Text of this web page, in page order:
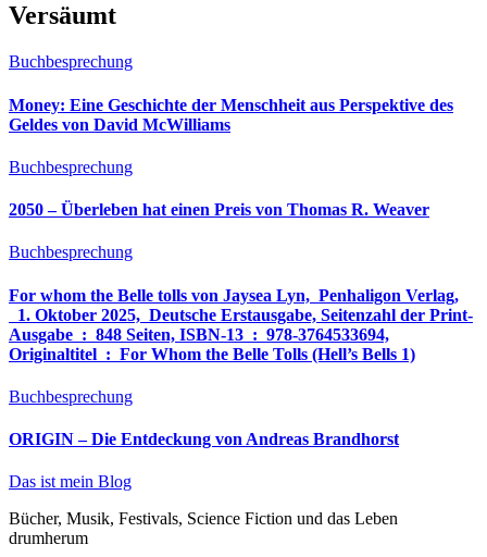
Versäumt
Buchbesprechung
Money: Eine Geschichte der Menschheit aus Perspektive des
Geldes von David McWilliams
Buchbesprechung
2050 – Überleben hat einen Preis von Thomas R. Weaver
Buchbesprechung
For whom the Belle tolls von Jaysea Lyn, ‎ Penhaligon Verlag,
‎ 1. Oktober 2025, ‎ Deutsche Erstausgabe, Seitenzahl der Print-
Ausgabe ‏ : ‎ 848 Seiten, ISBN-13 ‏ : ‎ 978-3764533694,
Originaltitel ‏ : ‎ For Whom the Belle Tolls (Hell’s Bells 1)
Buchbesprechung
ORIGIN – Die Entdeckung von Andreas Brandhorst
Das ist mein Blog
Bücher, Musik, Festivals, Science Fiction und das Leben
drumherum